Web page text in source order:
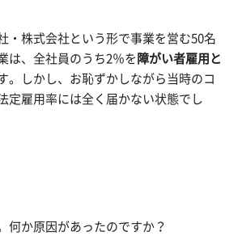
・株式会社という形で事業を営む50名
は、全社員のうち2％を 障がい者雇用と
。しかし、お恥ずかしながら当時のコ
定雇用率には全く届かない状態でし
何か原因があったのですか？